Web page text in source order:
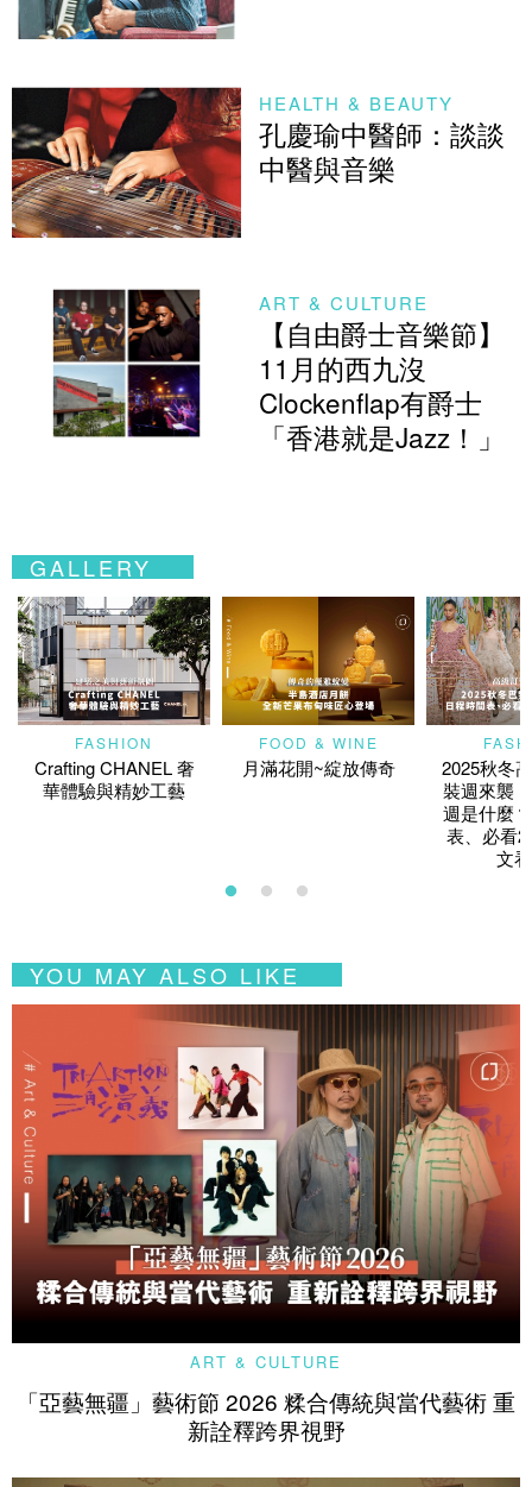
HEALTH & BEAUTY
孔慶瑜中醫師：談談
中醫與音樂
ART & CULTURE
【自由爵士音樂節】
11月的西九沒
Clockenflap有爵士
「香港就是Jazz！」
GALLERY
FASHION
Crafting CHANEL 奢
華體驗與精妙工藝
FOOD & WINE
月滿花開~綻放傳奇
2025秋冬
裝週來襲
週是什麼
表、必看
文
YOU MAY ALSO LIKE
ART & CULTURE
「亞藝無疆」藝術節 2026 糅合傳統與當代藝術 重
新詮釋跨界視野